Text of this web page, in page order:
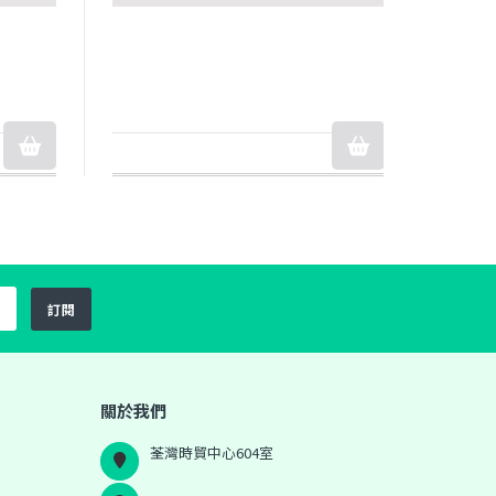
訂閱
關於我們
荃灣時貿中心604室